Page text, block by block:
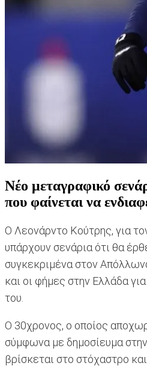
Νέο μεταγραφικό
που φαίνεται να
O Λεονάρντο Κούτρης, για
υπάρχουν σενάρια ότι θα
συγκεκριμένα στον
και οι φήμες στην Ελλάδα
του.
Ο 30χρονος, ο οποίος
σύμφωνα με δημοσίευμα
βρίσκεται στο στόχαστρο